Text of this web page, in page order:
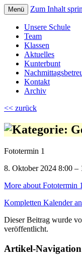
Menü Zum Inhalt
Unsere Schule
Team
Klassen
Aktuelles
Kunterbunt
Kontakt
Archiv
<< zurück
Fototermin 1
8. Oktober 2024 8:00 –
More about Fototermin 1
Kompletten Kalender
Dieser Beitrag wurde
veröffentlicht.
Artikel-Navigation